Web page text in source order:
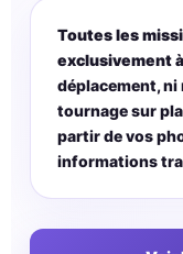
Toutes les
exclusivement
déplacement,
tournage sur
partir de vos
informations